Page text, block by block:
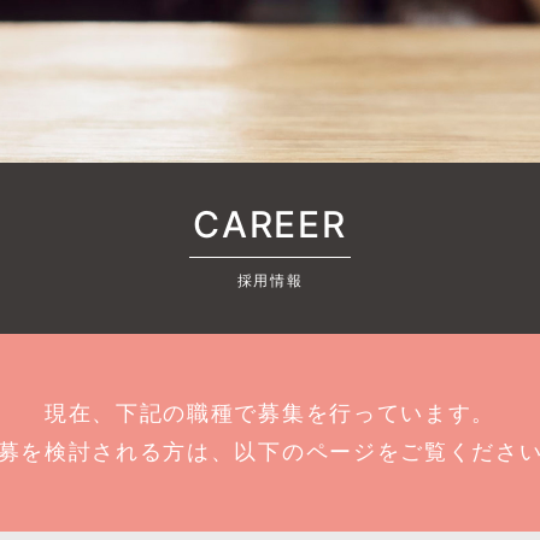
CAREER
採用情報
現在、下記の職種で募集を行っています。
を検討される方は、以下のページをご覧くださ